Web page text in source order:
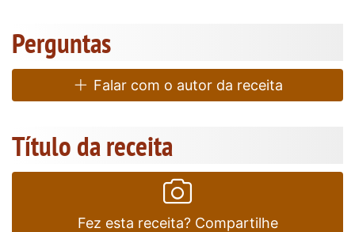
Perguntas
Falar com o autor da receita
Título da receita
Fez esta receita? Compartilhe